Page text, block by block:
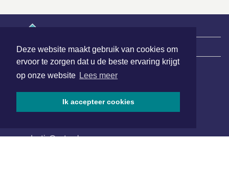
Deze website maakt gebruik van cookies om
ervoor te zorgen dat u de beste ervaring krijgt
op onze website Lees meer
Ik accepteer cookies
| Nieuws | Sport | Evenementen
1701 BZ Heerhugowaard
redactie@xyto.nl